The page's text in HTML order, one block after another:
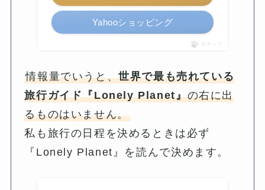
Yahooショッピング
ポチップ
情報量でいうと、世界で最も売れている
旅行ガイド『Lonely Planet』の右に出
るものはいません。
私も旅行の日程を決めるときは必ず
『Lonely Planet』を読んで決めます。